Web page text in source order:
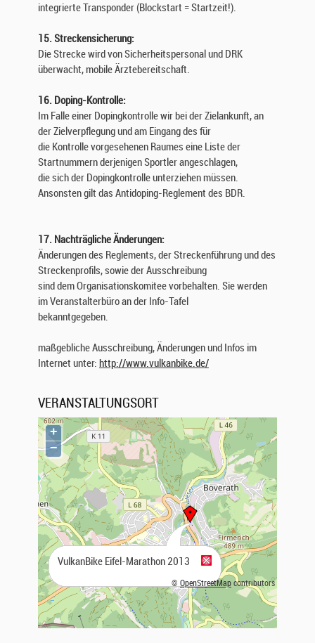
integrierte Transponder (Blockstart = Startzeit!).
15. Streckensicherung:
Die Strecke wird von Sicherheitspersonal und DRK
überwacht, mobile Ärztebereitschaft.
16. Doping-Kontrolle:
Im Falle einer Dopingkontrolle wir bei der Zielankunft, an
der Zielverpflegung und am Eingang des für
die Kontrolle vorgesehenen Raumes eine Liste der
Startnummern derjenigen Sportler angeschlagen,
die sich der Dopingkontrolle unterziehen müssen.
Ansonsten gilt das Antidoping-Reglement des BDR.
17. Nachträgliche Änderungen:
Änderungen des Reglements, der Streckenführung und des
Streckenprofils, sowie der Ausschreibung
sind dem Organisationskomitee vorbehalten. Sie werden
im Veranstalterbüro an der Info-Tafel
bekanntgegeben.
maßgebliche Ausschreibung, Änderungen und Infos im
Internet unter: http://www.vulkanbike.de/
VERANSTALTUNGSORT
VulkanBike Eifel-Marathon 2013
+
−
© OpenStreetMap contributors